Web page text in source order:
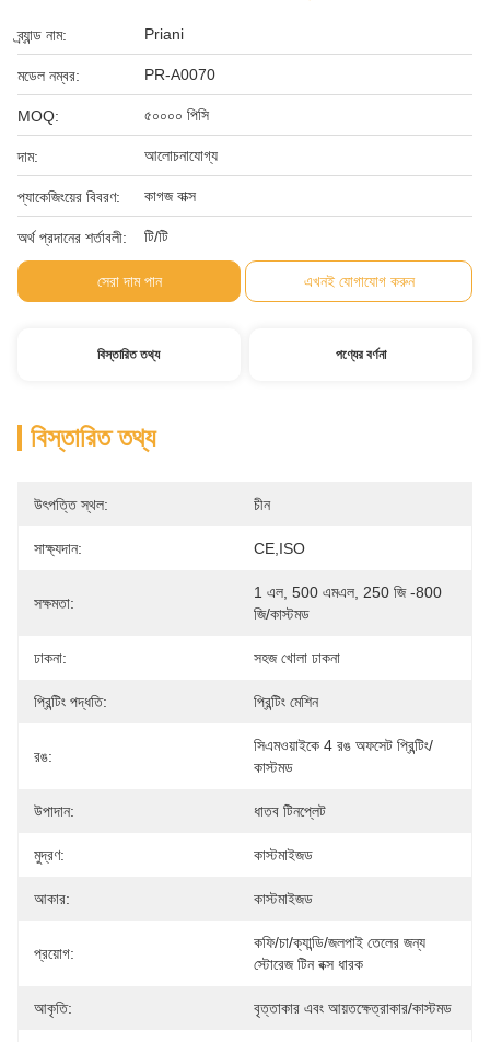
ব্র্যান্ড নাম: Priani
মডেল নম্বর: PR-A0070
MOQ: ৫০০০০ পিসি
দাম: আলোচনাযোগ্য
প্যাকেজিংয়ের বিবরণ: কাগজ বাক্স
অর্থ প্রদানের শর্তাবলী: টি/টি
সেরা দাম পান এখনই যোগাযোগ করুন
বিস্তারিত তথ্য পণ্যের বর্ণনা
বিস্তারিত তথ্য
উৎপত্তি স্থল: চীন
সাক্ষ্যদান: CE,ISO
সক্ষমতা:
1 এল, 500 এমএল, 250 জি -800
জি/কাস্টমড
ঢাকনা: সহজ খোলা ঢাকনা
প্রিন্টিং পদ্ধতি: প্রিন্টিং মেশিন
রঙ:
সিএমওয়াইকে 4 রঙ অফসেট প্রিন্টিং/
কাস্টমড
উপাদান: ধাতব টিনপ্লেট
মুদ্রণ: কাস্টমাইজড
আকার: কাস্টমাইজড
প্রয়োগ:
কফি/চা/ক্যান্ডি/জলপাই তেলের জন্য
স্টোরেজ টিন বক্স ধারক
আকৃতি: বৃত্তাকার এবং আয়তক্ষেত্রাকার/কাস্টমড